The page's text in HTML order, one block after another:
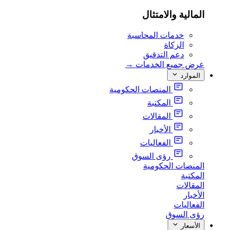
المالية والامتثال
خدمات المحاسبة
الزكاة
دعم التدقيق
عرض جميع الخدمات →
الموارد
المنصات الحكومية
المكتبة
المقالات
الأخبار
الفعاليات
رؤى السوق
المنصات الحكومية
المكتبة
المقالات
الأخبار
الفعاليات
رؤى السوق
الأسعار